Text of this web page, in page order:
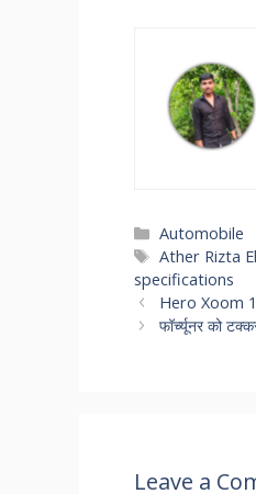
Categories
Automobile
Tags
Ather Rizta
specifications
Hero Xoom
फॉर्च्यूनर को
Leave a